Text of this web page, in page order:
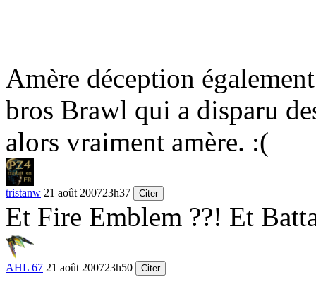
Amère déception
bros Brawl qui a disparu
alors vraiment amère. :(
tristanw 21 août 200723h37 Citer
Et Fire Emblem ??! Et
AHL 67 21 août 200723h50 Citer